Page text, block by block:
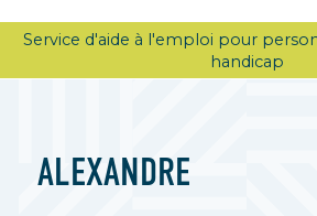
Service d'aide à l'emploi pour
handicap
ALEXANDRE